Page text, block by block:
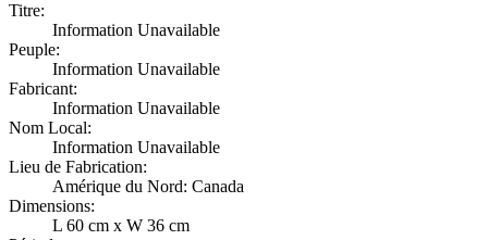
Titre:
Information Unavailable
Peuple:
Information Unavailable
Fabricant:
Information Unavailable
Nom Local:
Information Unavailable
Lieu de Fabrication:
Amérique du Nord: Canada
Dimensions:
L 60 cm x W 36 cm